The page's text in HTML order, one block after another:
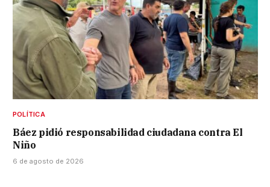
POLÍTICA
Báez pidió responsabilidad ciudadana contra El
Niño
6 de agosto de 2026